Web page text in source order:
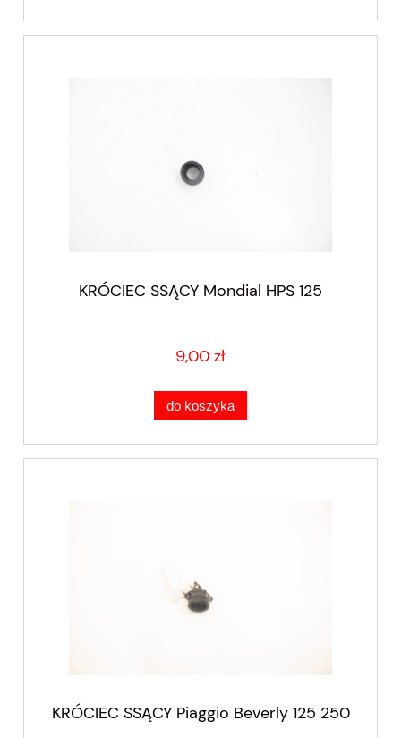
KRÓCIEC SSĄCY Mondial HPS 125
9,00 zł
do koszyka
KRÓCIEC SSĄCY Piaggio Beverly 125 250